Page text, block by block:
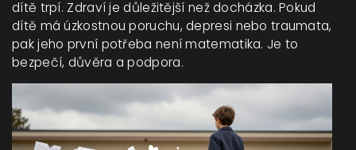
dítě trpí. Zdraví je důležitější než docházka. Pokud
dítě má úzkostnou poruchu, depresi nebo traumata,
pak jeho první potřeba není matematika. Je to
bezpečí, důvěra a podpora.